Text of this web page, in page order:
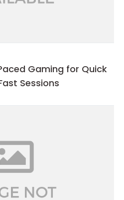
Gaming for Quick
Sessions